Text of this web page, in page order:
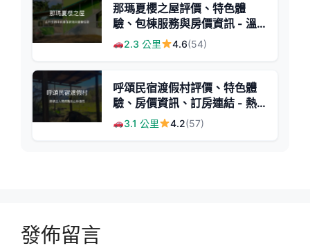
那瑪夏櫻之屋評價、特色體
驗、包棟服務與房價資訊 - 溫
馨山區民宿
2.3 公里 4.6(54)
呼頌民宿渡假村評價、特色體
驗、房價資訊、訂房連結 - 熱
心主人與自然導覽
3.1 公里 4.2(57)
發佈留言